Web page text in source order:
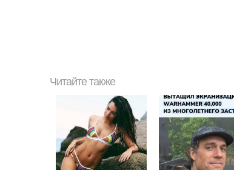
Читайте также